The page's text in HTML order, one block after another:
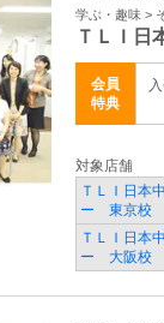
学ぶ・趣味 >
ＴＬＩ日
会員
特典
対象店舗
ＴＬＩ日本
ー 東京校
ＴＬＩ日本
ー 大阪校